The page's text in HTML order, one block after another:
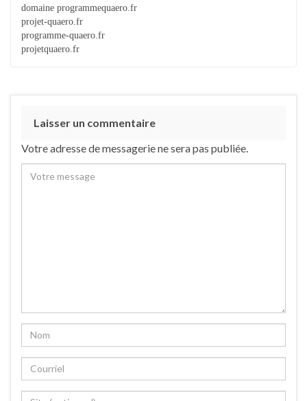
domaine programmequaero.fr
projet-quaero.fr
programme-quaero.fr
projetquaero.fr
Laisser un commentaire
Votre adresse de messagerie ne sera pas publiée.